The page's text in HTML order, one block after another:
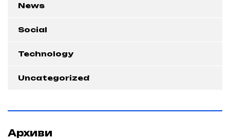
News
Social
Technology
Uncategorized
Архиви